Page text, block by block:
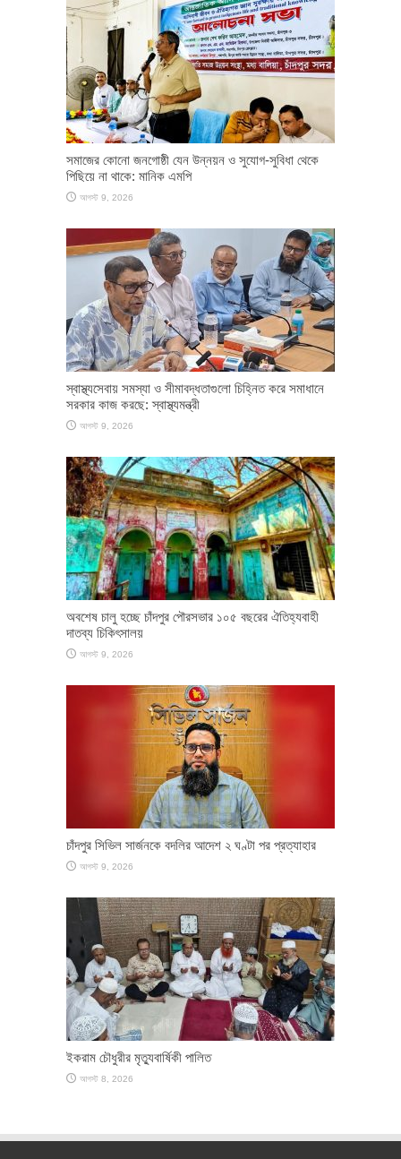
সমাজের কোনো জনগোষ্ঠী যেন উন্নয়ন ও সুযোগ-সুবিধা থেকে
পিছিয়ে না থাকে: মানিক এমপি
আগস্ট 9, 2026
স্বাস্থ্যসেবায় সমস্যা ও সীমাবদ্ধতাগুলো চিহ্নিত করে সমাধানে
সরকার কাজ করছে: স্বাস্থ্যমন্ত্রী
আগস্ট 9, 2026
অবশেষ চালু হচ্ছে চাঁদপুর পৌরসভার ১০৫ বছরের ঐতিহ্যবাহী
দাতব্য চিকিৎসালয়
আগস্ট 9, 2026
চাঁদপুর সিভিল সার্জনকে বদলির আদেশ ২ ঘণ্টা পর প্রত্যাহার
আগস্ট 9, 2026
ইকরাম চৌধুরীর মৃত্যুবার্ষিকী পালিত
আগস্ট 8, 2026